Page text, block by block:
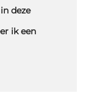
deze
ik een